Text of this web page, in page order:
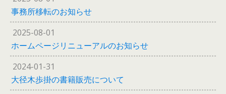
事務所移転のお知らせ
2025-08-01
ホームページリニューアルのお知らせ
2024-01-31
大径木歩掛の書籍販売について